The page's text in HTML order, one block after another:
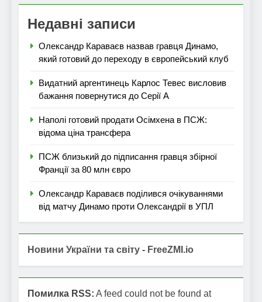
Недавні записи
Олександр Караваєв назвав гравця Динамо,
який готовий до переходу в європейський клуб
Видатний аргентинець Карлос Тевес висловив
бажання повернутися до Серії А
Наполі готовий продати Осімхена в ПСЖ:
відома ціна трансфера
ПСЖ близький до підписання гравця збірної
Франції за 80 млн євро
Олександр Караваєв поділився очікуваннями
від матчу Динамо проти Олександрії в УПЛ
Новини України та світу - FreeZMI.io
Помилка RSS: A feed could not be found at